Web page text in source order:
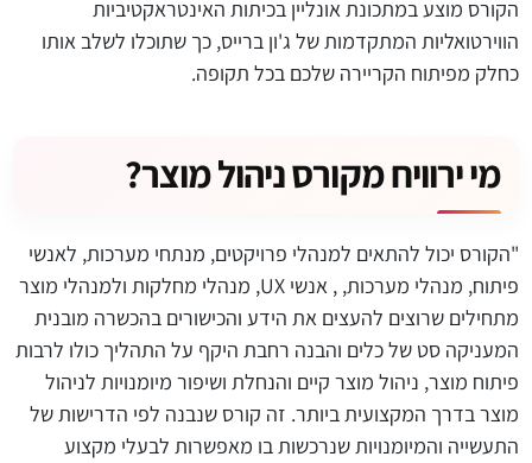
הקורס מוצע במתכונת אונליין בכיתות האינטראקטיביות
הווירטואליות המתקדמות של ג'ון ברייס, כך שתוכלו לשלב אותו
כחלק מפיתוח הקריירה שלכם בכל תקופה.
מי ירוויח מקורס ניהול מוצר?
"הקורס יכול להתאים למנהלי פרויקטים, מנתחי מערכות, לאנשי
פיתוח, מנהלי מערכות, , אנשי UX, מנהלי מחלקות ולמנהלי מוצר
מתחילים שרוצים להעצים את הידע והכישורים בהכשרה מובנית
המעניקה סט של כלים והבנה רחבת היקף על התהליך כולו לרבות
פיתוח מוצר, ניהול מוצר קיים והנחלת ושיפור מיומנויות לניהול
מוצר בדרך המקצועית ביותר. זה קורס שנבנה לפי הדרישות של
התעשייה והמיומנויות שנרכשות בו מאפשרות לבעלי מקצוע